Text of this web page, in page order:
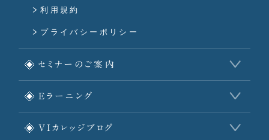
利用規約
プライバシーポリシー
セミナーのご案内
Eラーニング
VIカレッジブログ